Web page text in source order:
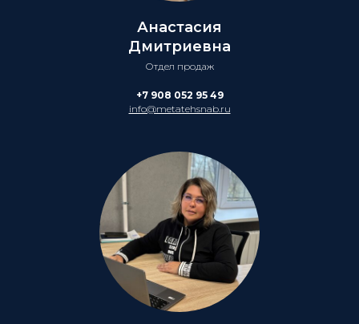
Анастасия
Дмитриевна
Отдел продаж
+7 908 052 95 49
info@metatehsnab.ru